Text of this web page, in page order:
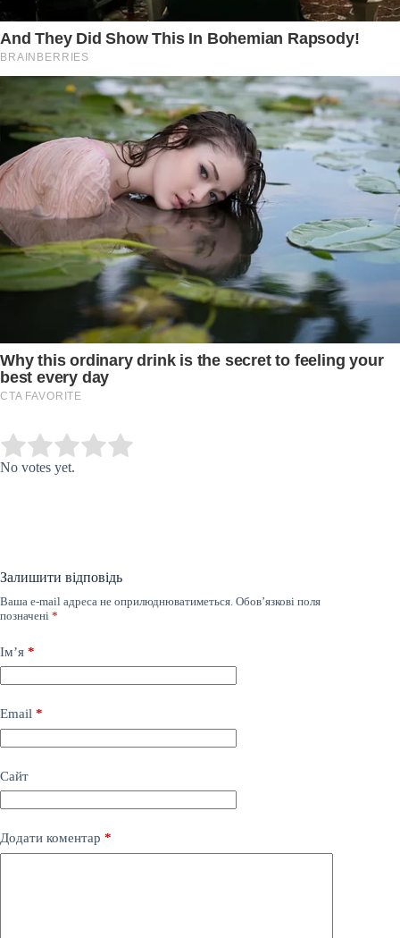
Rate this item:
No votes yet.
Залишити відповідь
Ваша e-mail адреса не оприлюднюватиметься. Обов’язкові поля
позначені *
Ім’я *
Email *
Сайт
Додати коментар *